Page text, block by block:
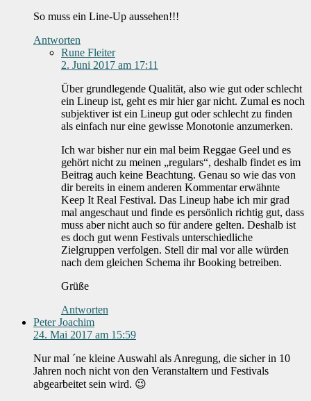
So muss ein Line-Up aussehen!!!
Antworten
Rune Fleiter
2. Juni 2017 am 17:11
Über grundlegende Qualität, also wie gut oder schlecht
ein Lineup ist, geht es mir hier gar nicht. Zumal es noch
subjektiver ist ein Lineup gut oder schlecht zu finden
als einfach nur eine gewisse Monotonie anzumerken.
Ich war bisher nur ein mal beim Reggae Geel und es
gehört nicht zu meinen „regulars“, deshalb findet es im
Beitrag auch keine Beachtung. Genau so wie das von
dir bereits in einem anderen Kommentar erwähnte
Keep It Real Festival. Das Lineup habe ich mir grad
mal angeschaut und finde es persönlich richtig gut, dass
muss aber nicht auch so für andere gelten. Deshalb ist
es doch gut wenn Festivals unterschiedliche
Zielgruppen verfolgen. Stell dir mal vor alle würden
nach dem gleichen Schema ihr Booking betreiben.
Grüße
Antworten
Peter Joachim
24. Mai 2017 am 15:59
Nur mal ´ne kleine Auswahl als Anregung, die sicher in 10
Jahren noch nicht von den Veranstaltern und Festivals
abgearbeitet sein wird. 😉